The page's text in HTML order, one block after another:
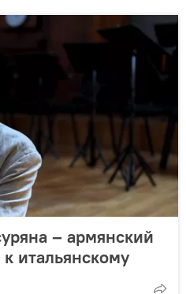
– армянский
итальянскому